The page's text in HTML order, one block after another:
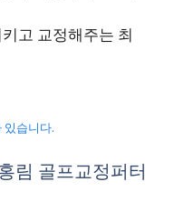
고 교정해주는 최
있습니다.
림 골프교정퍼터